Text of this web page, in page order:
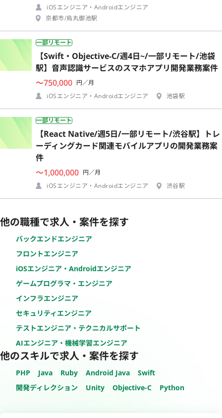
iOSエンジニア・Androidエンジニア
京都市/烏丸御池駅
一部リモート
【Swift・Objective-C/週4日~/一部リモート/池袋
駅】音声認識サービスのスマホアプリ開発業務案件
〜750,000 円／月
iOSエンジニア・Androidエンジニア
池袋駅
一部リモート
【React Native/週5日/一部リモート/渋谷駅】トレ
ーディングカード関連モバイルアプリの開発業務案
件
〜1,000,000 円／月
iOSエンジニア・Androidエンジニア
渋谷駅
他の職種で求人・案件を探す
バックエンドエンジニア
フロントエンジニア
iOSエンジニア・Androidエンジニア
ゲームプログラマ・エンジニア
インフラエンジニア
セキュリティエンジニア
テストエンジニア・テクニカルサポート
AIエンジニア・機械学習エンジニア
他のスキルで求人・案件を探す
PHP Java Ruby Android Java
Swift
開発ディレクション
Unity Objective-C Python